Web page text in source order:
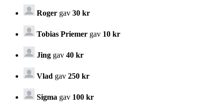
Roger gav 30 kr
Tobias Priemer gav 10 kr
Jing gav 40 kr
Vlad gav 250 kr
Sigma gav 100 kr